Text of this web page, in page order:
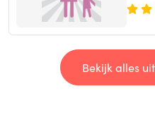
Bekijk alles